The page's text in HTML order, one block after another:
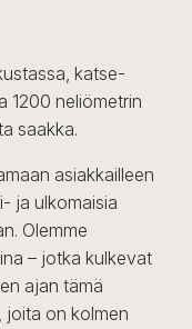
katse-
1200 neliömetrin
saakka.
asiakkailleen
ja ulkomaisia
Olemme
– jotka kulkevat
ajan tämä
joita on kolmen